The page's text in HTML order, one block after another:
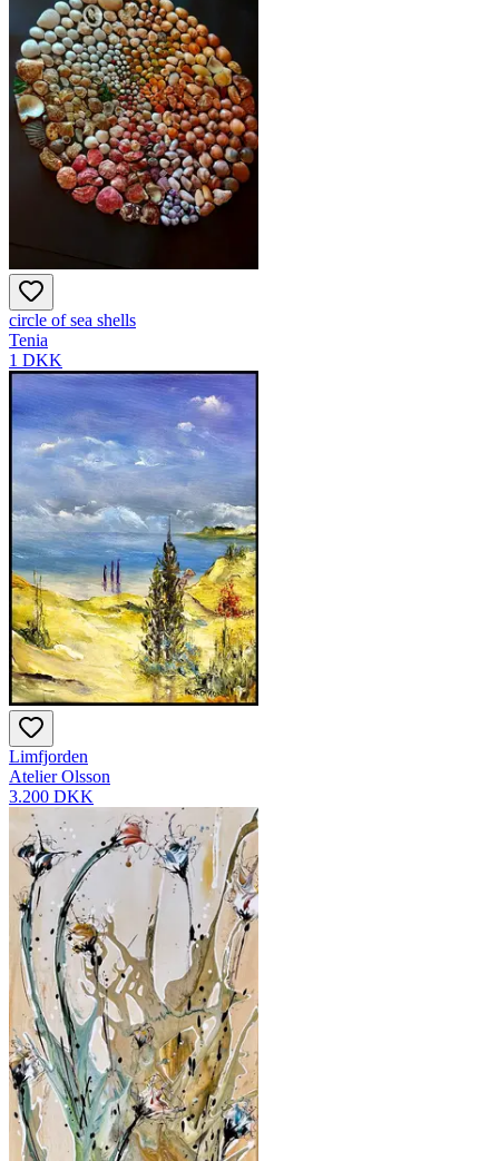
circle of sea shells
Tenia
1 DKK
Limfjorden
Atelier Olsson
3.200 DKK